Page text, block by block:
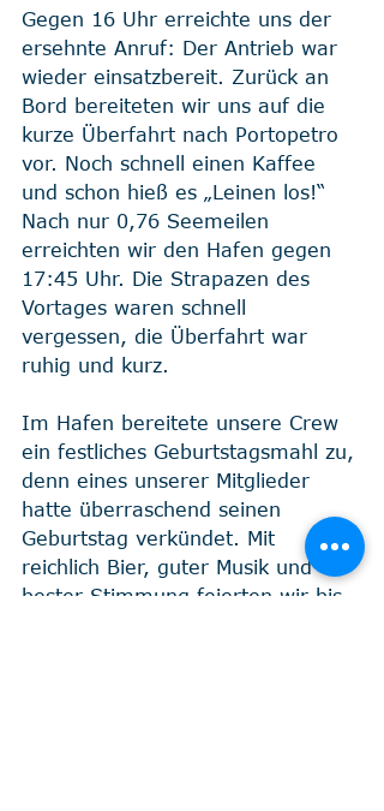
Gegen 16 Uhr erreichte uns der
ersehnte Anruf: Der Antrieb war
wieder einsatzbereit. Zurück an
Bord bereiteten wir uns auf die
kurze Überfahrt nach Portopetro
vor. Noch schnell einen Kaffee
und schon hieß es „Leinen los!“
Nach nur 0,76 Seemeilen
erreichten wir den Hafen gegen
17:45 Uhr. Die Strapazen des
Vortages waren schnell
vergessen, die Überfahrt war
ruhig und kurz.
Im Hafen bereitete unsere Crew
ein festliches Geburtstagsmahl zu,
denn eines unserer Mitglieder
hatte überraschend seinen
Geburtstag verkündet. Mit
reichlich Bier, guter Musik und
bester Stimmung feierten wir bis